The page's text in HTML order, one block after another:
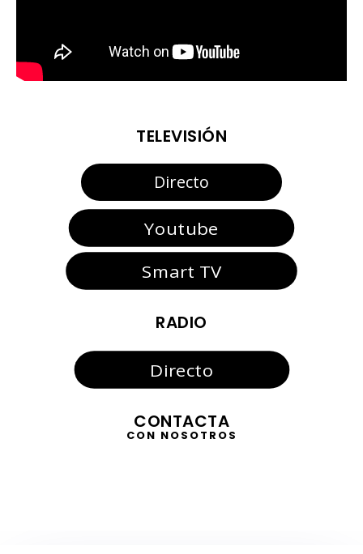
TELEVISIÓN
Directo
Youtube
Smart TV
RADIO
Directo
CONTACTA
CON NOSOTROS